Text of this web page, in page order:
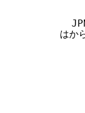
はか